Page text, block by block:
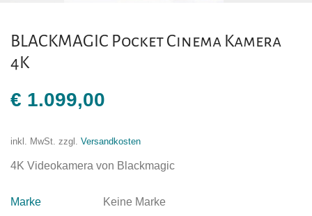
BLACKMAGIC Pocket Cinema Kamera
4K
€ 1.099,00
inkl. MwSt. zzgl. Versandkosten
4K Videokamera von Blackmagic
Marke
Keine Marke